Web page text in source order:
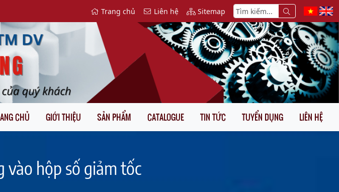
Sitemap
Liên hệ
Trang chủ
CHỦ GIỚI THIỆU SẢN PHẨM CATALOGUE TIN TỨC TUYỂN DỤNG LIÊN HỆ
vào hộp số giảm tốc